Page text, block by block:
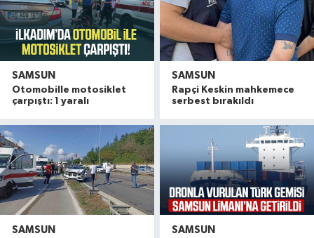
SAMSUN
Otomobille motosiklet
çarpıştı: 1 yaralı
SAMSUN
Rapçi Keskin mahkemece
serbest bırakıldı
SAMSUN SAMSUN